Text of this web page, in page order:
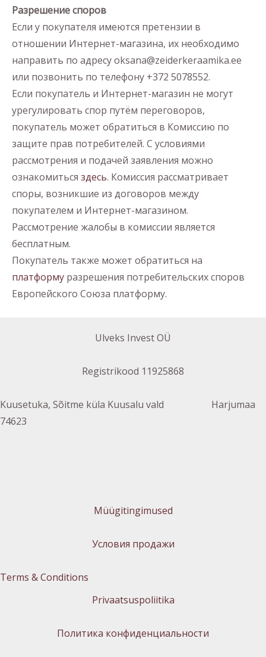
Разрешение споров
Если у покупателя имеются претензии в
отношении Интернет-магазина, их необходимо
направить по адресу oksana@zeiderkeraamika.ee
или позвонить по телефону +372 5078552.
Если покупатель и Интернет-магазин не могут
урегулировать спор путём переговоров,
покупатель может обратиться в Комиссию по
защите прав потребителей. С условиями
рассмотрения и подачей заявления можно
ознакомиться здесь. Комиссия рассматривает
споры, возникшие из договоров между
покупателем и Интернет-магазином.
Рассмотрение жалобы в комиссии является
бесплатным.
Покупатель также может обратиться на
платформу разрешения потребительских споров
Европейского Союза платформу.
Ulveks Invest OÜ
Registrikood 11925868
Kuusetuka, Sõitme küla Kuusalu vald Harjumaa
74623
Müügitingimused
Условия продажи
Terms & Conditions
Privaatsuspoliitika
Политика конфиденциальности